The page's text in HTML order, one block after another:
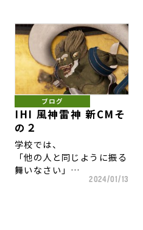
リーグワンになってから
は、
サントリー３勝、東芝２勝
で、
ホストゲーム最終戦ですか
ら、
何としても勝ちたい試合で
した。
今シーズン、オールブラッ
クスのスタンドオフ
リッチー・モウンガの加入
で
出場機会がなかった中尾隼
してきました。
その一環で、先週から１週
間かけて、
すべての鉢の定期植え替え
をしています。
創業以来の大切な仲間たち
が、
酸素だけではなく、
良い氣を出してくれている
おかげで、
気持ちの良いオフィスでい
驚くことが書かれた資料を
見たことがありません。
企業が調査を軸に置いた
データマーケティングをす
るようになって、
どんな優れたデータも過去
の代物ゆえに、
生活者が想像もしないこと
を導き出すことが難しく、
いや、不可能になっている
からです。
「コンビニジム」と銘打っ
ブログ
2024/01/13
IHI 風神雷神 新CMそ
の２
学校では、
「他の人と同じように振る
舞いなさい」